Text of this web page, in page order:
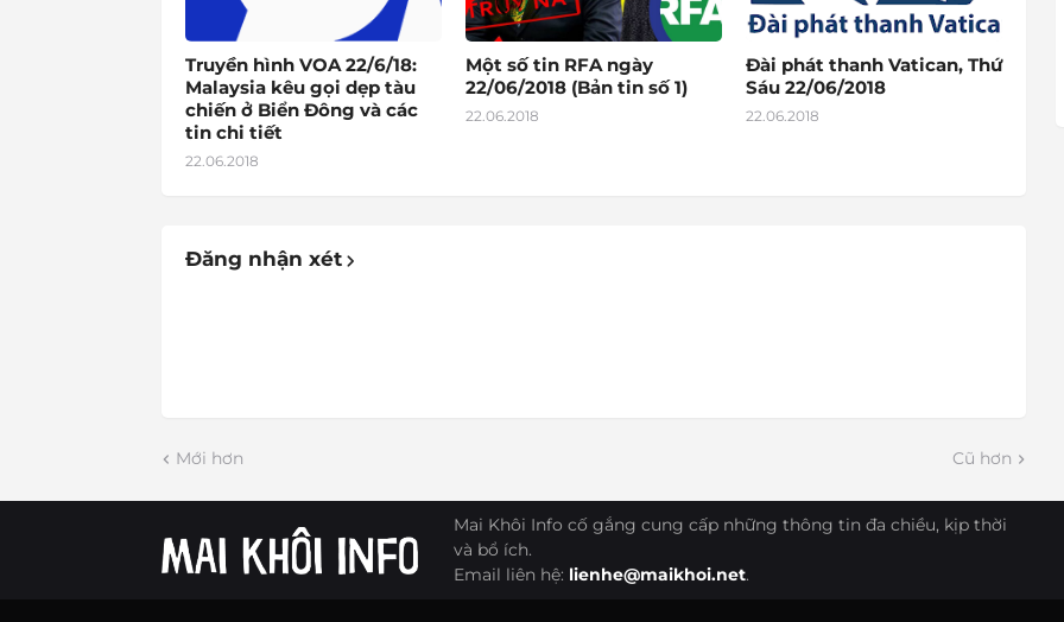
Truyền hình VOA 22/6/18:
Malaysia kêu gọi dẹp tàu
chiến ở Biển Đông và các
tin chi tiết
22.06.2018
Một số tin RFA ngày
22/06/2018 (Bản tin số 1)
22.06.2018
Đài phát thanh Vatican, Thứ
Sáu 22/06/2018
22.06.2018
Đăng nhận xét
Mới hơn Cũ hơn
Mai Khôi Info cố gắng cung cấp những thông tin đa chiều, kịp thời
và bổ ích.
Email liên hệ: lienhe@maikhoi.net.